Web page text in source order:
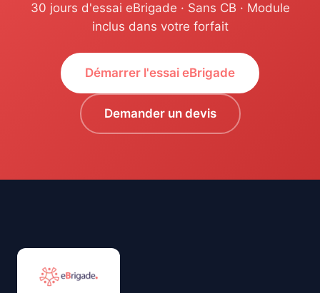
30 jours d'essai eBrigade · Sans CB · Module
inclus dans votre forfait
Démarrer l'essai eBrigade
Demander un devis